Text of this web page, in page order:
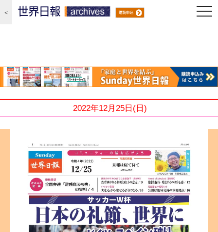
＜
編集局 2022/12/25Sunday世界日報
2022年12月25日(日)